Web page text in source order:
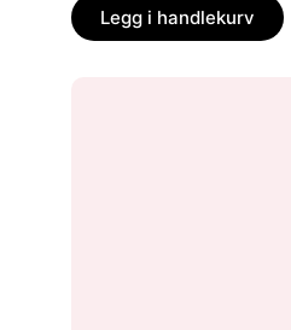
Legg i handlekurv